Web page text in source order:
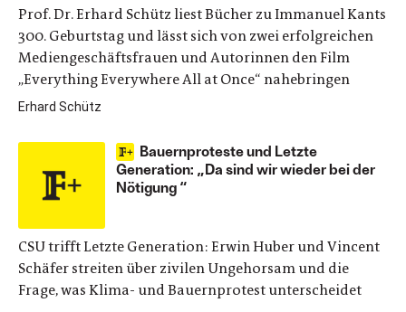
Prof. Dr. Erhard Schütz liest Bücher zu Immanuel Kants
300. Geburtstag und lässt sich von zwei erfolgreichen
Mediengeschäftsfrauen und Autorinnen den Film
„Everything Everywhere All at Once“ nahebringen
Erhard Schütz
Bauernproteste und Letzte
Generation: „Da sind wir wieder bei der
Nötigung “
CSU trifft Letzte Generation: Erwin Huber und Vincent
Schäfer streiten über zivilen Ungehorsam und die
Frage, was Klima- und Bauernprotest unterscheidet